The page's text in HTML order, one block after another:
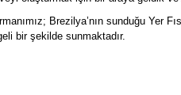
Brezilya’nın sunduğu Yer
bir şekilde sunmaktadır.